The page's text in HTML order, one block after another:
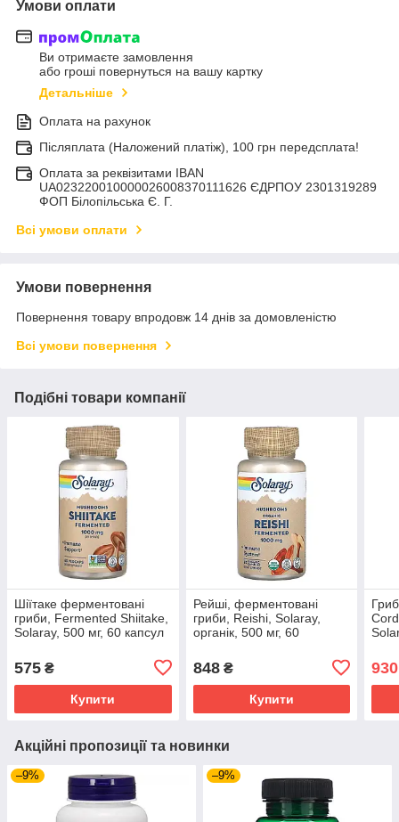
Умови оплати
Ви отримаєте замовлення
або гроші повернуться на вашу картку
Детальніше
Оплата на рахунок
Післяплата (Наложений платіж), 100 грн передсплата!
Оплата за реквізитами IBAN
UA023220010000026008370111626 ЄДРПОУ 2301319289
ФОП Білопільська Є. Г.
Всі умови оплати
Умови повернення
Повернення товару впродовж 14 днів за домовленістю
Всі умови повернення
Подібні товари компанії
Шіїтаке ферментовані
гриби, Fermented Shiitake,
Solaray, 500 мг, 60 капсул
575 ₴
Купити
Рейші, ферментовані
гриби, Reishi, Solaray,
органік, 500 мг, 60
SOR-59840EXP
848₴
Купити
Акційні пропозиції та новинки
–9% –9%